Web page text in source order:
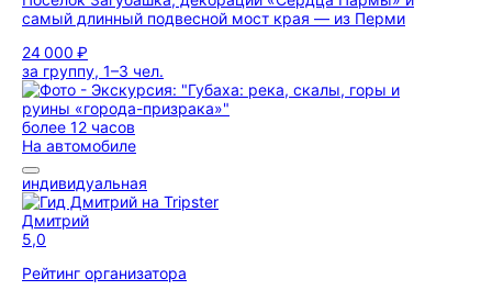
самый длинный подвесной мост края — из Перми
24 000 ₽
за группу, 1–3 чел.
более 12 часов
На автомобиле
индивидуальная
Дмитрий
5,0
Рейтинг организатора